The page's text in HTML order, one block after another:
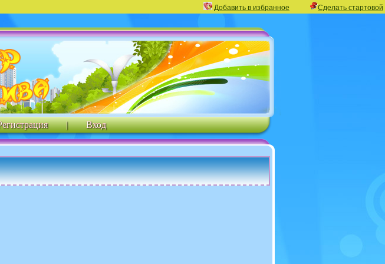
Добавить в избранное Сделать стартовой
| Вход